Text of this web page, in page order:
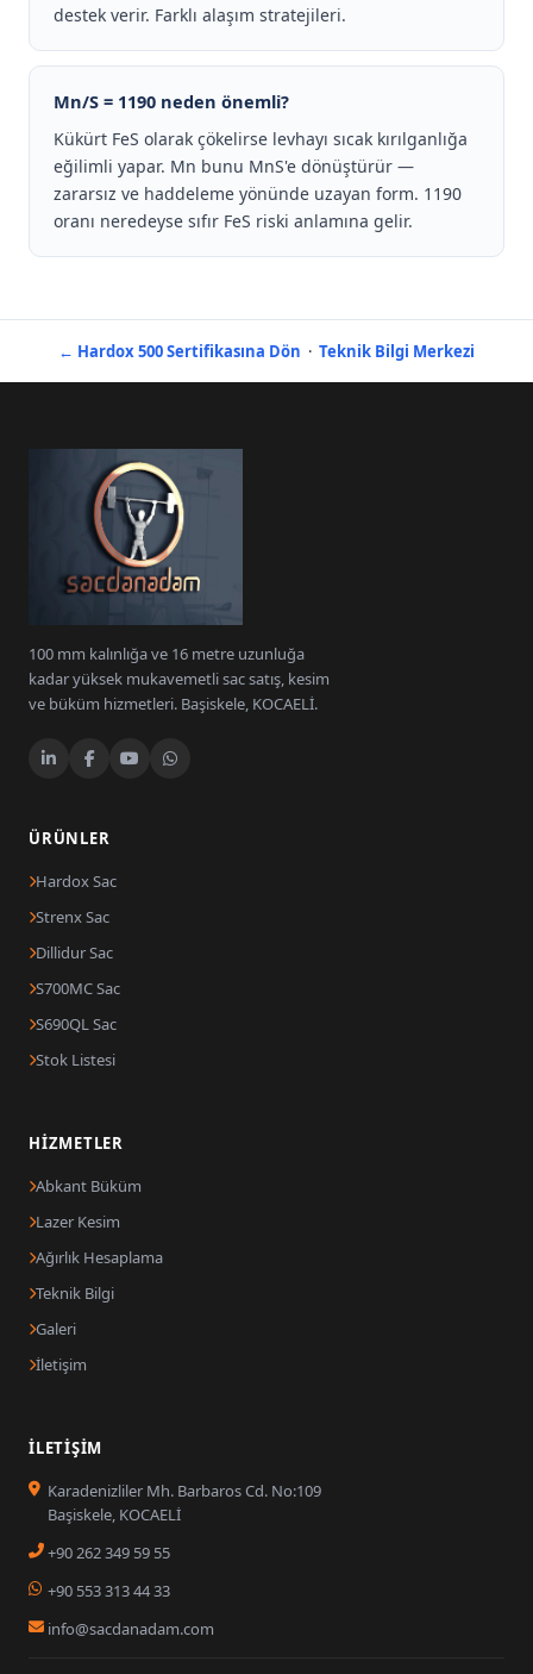
destek verir. Farklı alaşım stratejileri.
Mn/S = 1190 neden önemli?
Kükürt FeS olarak çökelirse levhayı sıcak kırılganlığa
eğilimli yapar. Mn bunu MnS'e dönüştürür —
zararsız ve haddeleme yönünde uzayan form. 1190
oranı neredeyse sıfır FeS riski anlamına gelir.
← Hardox 500 Sertifikasına Dön · Teknik Bilgi Merkezi
100 mm kalınlığa ve 16 metre uzunluğa
kadar yüksek mukavemetli sac satış, kesim
ve büküm hizmetleri. Başiskele, KOCAELİ.
ÜRÜNLER
Hardox Sac
Strenx Sac
Dillidur Sac
S700MC Sac
S690QL Sac
Stok Listesi
HIZMETLER
Abkant Büküm
Lazer Kesim
Ağırlık Hesaplama
Teknik Bilgi
Galeri
İletişim
İLETIŞIM
Karadenizliler Mh. Barbaros Cd. No:109
Başiskele, KOCAELİ
+90 262 349 59 55
+90 553 313 44 33
info@sacdanadam.com